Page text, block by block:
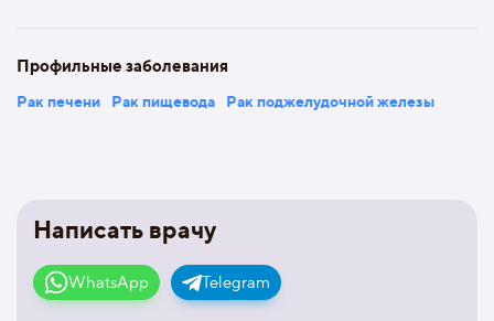
Написать врачу
WhatsApp Telegram
Профильные заболевания
Рак печени Рак пищевода Рак поджелудочной железы